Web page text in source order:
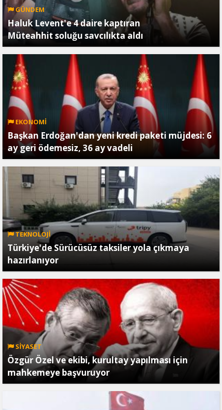
GÜNDEM
Haluk Levent'e 4 daire kaptıran
Müteahhit soluğu savcılıkta aldı
EKONOMİ
Başkan Erdoğan'dan yeni kredi paketi müjdesi: 6
ay geri ödemesiz, 36 ay vadeli
TEKNOLOJİ
Türkiye'de Sürücüsüz taksiler yola çıkmaya
hazırlanıyor
SİYASET
Özgür Özel ve ekibi, kurultay yapılması için
mahkemeye başvuruyor